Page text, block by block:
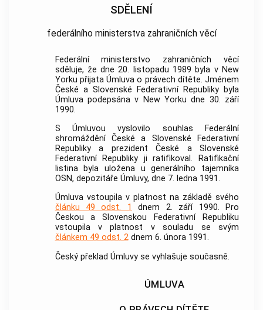
SDĚLENÍ
federálního ministerstva zahraničních věcí
Federální ministerstvo zahraničních věcí
sděluje, že dne 20. listopadu 1989 byla v New
Yorku přijata Úmluva o právech dítěte. Jménem
České a Slovenské Federativní Republiky byla
Úmluva podepsána v New Yorku dne 30. září
1990.
S Úmluvou vyslovilo souhlas Federální
shromáždění České a Slovenské Federativní
Republiky a prezident České a Slovenské
Federativní Republiky ji ratifikoval. Ratifikační
listina byla uložena u generálního tajemníka
OSN, depozitáře Úmluvy, dne 7. ledna 1991.
Úmluva vstoupila v platnost na základě svého
článku 49 odst. 1
dnem 2. září 1990. Pro
Českou a Slovenskou Federativní Republiku
vstoupila v platnost v souladu se svým
článkem 49 odst. 2dnem 6. února 1991.
Český překlad Úmluvy se vyhlašuje současně.
ÚMLUVA